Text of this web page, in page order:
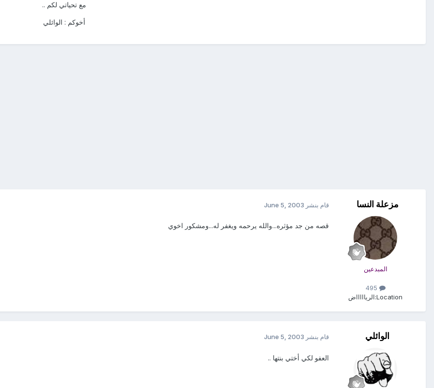
مع تحياتي لكم ..
أخوكم : الوائلي
مزعلة النسا
المبدعين
Location: الرياااااض
قام بنشر June 5, 2003
قصه من جد مؤثره...والله يرحمه ويغفر له...ومشكور اخوي
الوائلي قام بنشر June 5, 2003
العفو لكي أختي بنتها ..